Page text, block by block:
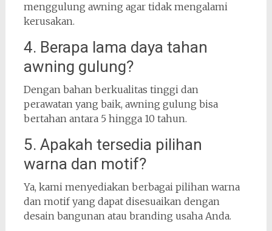
menggulung awning agar tidak mengalami
kerusakan.
4. Berapa lama daya tahan
awning gulung?
Dengan bahan berkualitas tinggi dan
perawatan yang baik, awning gulung bisa
bertahan antara 5 hingga 10 tahun.
5. Apakah tersedia pilihan
warna dan motif?
Ya, kami menyediakan berbagai pilihan warna
dan motif yang dapat disesuaikan dengan
desain bangunan atau branding usaha Anda.